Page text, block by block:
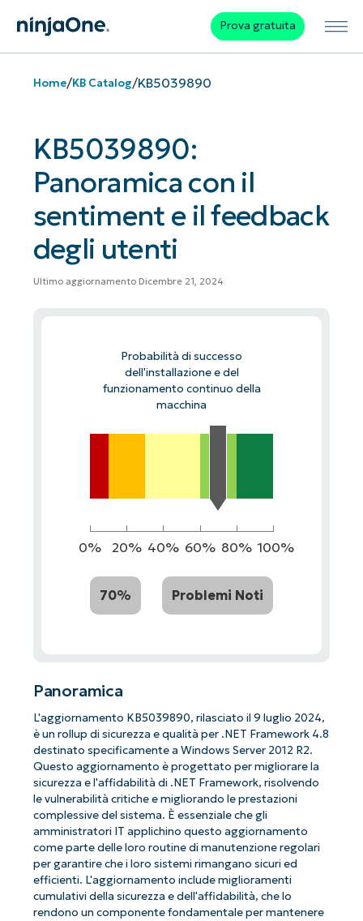
Prova gratuita
Home/KB Catalog/KB5039890
KB5039890:
Panoramica con il
sentiment e il feedback
degli utenti
Ultimo aggiornamento Dicembre 21, 2024
Probabilità di successo
dell'installazione e del
funzionamento continuo della
macchina
0% 20% 40% 60% 80% 100%
70% Problemi Noti
Panoramica
L'aggiornamento KB5039890, rilasciato il 9 luglio 2024,
è un rollup di sicurezza e qualità per .NET Framework 4.8
destinato specificamente a Windows Server 2012 R2.
Questo aggiornamento è progettato per migliorare la
sicurezza e l'affidabilità di .NET Framework, risolvendo
le vulnerabilità critiche e migliorando le prestazioni
complessive del sistema. È essenziale che gli
amministratori IT applichino questo aggiornamento
come parte delle loro routine di manutenzione regolari
per garantire che i loro sistemi rimangano sicuri ed
efficienti. L'aggiornamento include miglioramenti
cumulativi della sicurezza e dell'affidabilità, che lo
rendono un componente fondamentale per mantenere